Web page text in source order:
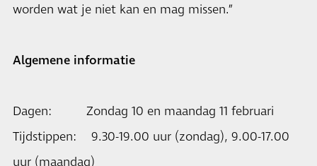
worden wat je niet kan en mag missen.”
Algemene informatie
Dagen: Zondag 10 en maandag 11 februari
Tijdstippen: 9.30-19.00 uur (zondag), 9.00-17.00
uur (maandag)